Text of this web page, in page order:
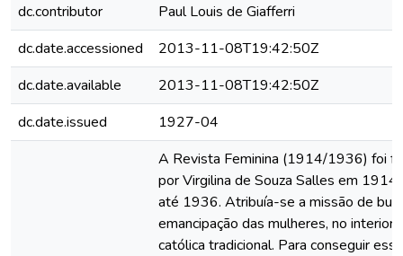
dc.contributor
Paul Louis de Giafferri
dc.date.accessioned
2013-11-08T19:42:50Z
dc.date.available
2013-11-08T19:42:50Z
dc.date.issued
1927-04
A Revista Feminina (1914/1936) foi
por Virgilina de Souza Salles em 1914
até 1936. Atribuía-se a missão de
emancipação das mulheres, no interior
católica tradicional. Para conseguir